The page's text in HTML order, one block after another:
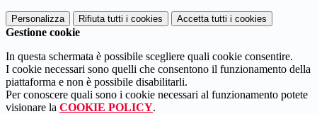
Personalizza Rifiuta tutti i cookies Accetta tutti i cookies
Gestione cookie
In questa schermata è possibile scegliere quali cookie consentire.
I cookie necessari sono quelli che consentono il funzionamento della
piattaforma e non è possibile disabilitarli.
Per conoscere quali sono i cookie necessari al funzionamento potete
visionare la COOKIE POLICY.